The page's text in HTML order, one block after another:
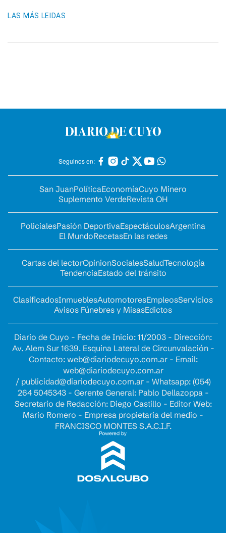
LAS MÁS LEIDAS
Seguinos en:
San JuanPolíticaEconomíaCuyo Minero
Suplemento VerdeRevista OH
PolicialesPasión DeportivaEspectáculosArgentina
El MundoRecetasEn las redes
Cartas del lectorOpinionSocialesSaludTecnología
TendenciaEstado del tránsito
ClasificadosInmueblesAutomotoresEmpleosServicios
Avisos Fúnebres y MisasEdictos
Diario de Cuyo - Fecha de Inicio: 11/2003 - Dirección:
Av. Alem Sur 1639. Esquina Lateral de Circunvalación -
Contacto: web@diariodecuyo.com.ar- Email:
web@diariodecuyo.com.ar
/ publicidad@diariodecuyo.com.ar- Whatsapp: (054)
264 5045343 - Gerente General: Pablo Dellazoppa -
Secretario de Redacción: Diego Castillo - Editor Web:
Mario Romero - Empresa propietaria del medio -
FRANCISCO MONTES S.A.C.I.F.